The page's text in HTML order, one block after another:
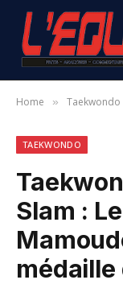
Home » Taekwondo
TAEKWONDO
Slam :
médaille